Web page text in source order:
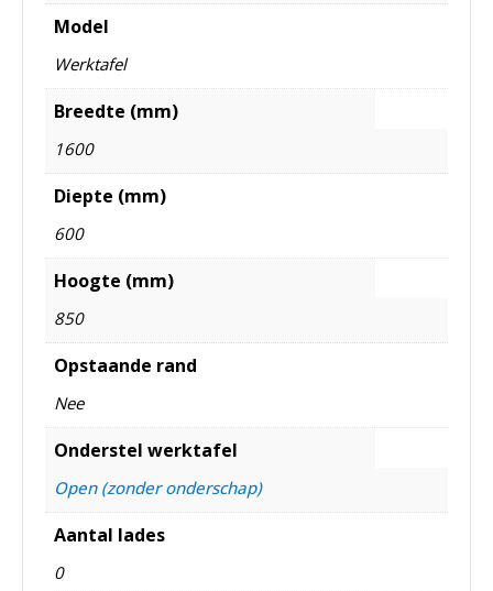
Model
Werktafel
Breedte (mm)
1600
Diepte (mm)
600
Hoogte (mm)
850
Opstaande rand
Nee
Onderstel werktafel
Open (zonder onderschap)
Aantal lades
0